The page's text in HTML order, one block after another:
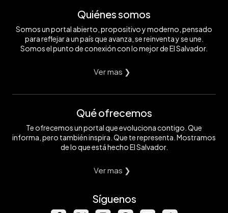
Quiénes somos
Somos un portal abierto, propositivo y moderno, pensado
para reflejar a un país que avanza, se reinventa y se une.
Somos el punto de conexión con lo mejor de El Salvador.
Ver mas ❯
Qué ofrecemos
Te ofrecemos un portal que evoluciona contigo. Que
informa, pero también inspira. Que te representa. Mostramos
de lo que está hecho El Salvador.
Ver mas ❯
Síguenos